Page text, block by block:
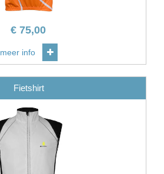
€ 75,00
meer info
Fietshirt